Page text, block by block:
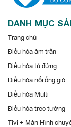
DANH MỤC
Trang chủ
Điều hòa âm trần
Điều hòa tủ đứng
Điều hòa nối ống gió
Điều hòa Multi
Điều hòa treo tường
Tivi + Màn Hình